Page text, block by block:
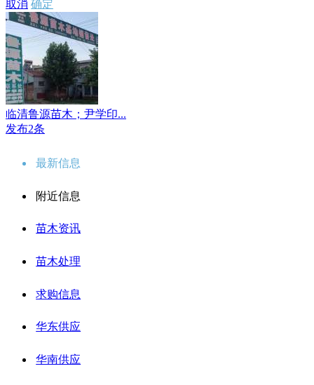
取消 确定
临清鲁源苗木；尹学印...
发布2条
最新信息
附近信息
苗木资讯
苗木处理
求购信息
华东供应
华南供应